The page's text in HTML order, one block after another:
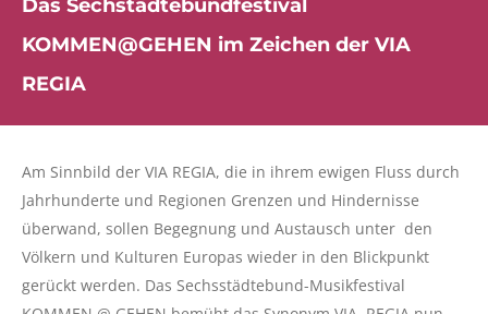
Das Sechstädtebundfestival
KOMMEN@GEHEN im Zeichen der VIA
REGIA
Am Sinnbild der VIA REGIA, die in ihrem ewigen Fluss durch
Jahrhunderte und Regionen Grenzen und Hindernisse
überwand, sollen Begegnung und Austausch unter den
Völkern und Kulturen Europas wieder in den Blickpunkt
gerückt werden. Das Sechsstädtebund-Musikfestival